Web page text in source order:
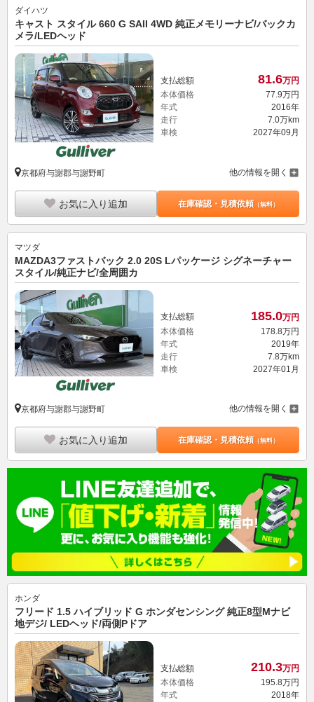
ダイハツ
キャスト スタイル 660 G SAII 4WD 純正メモリーナビ/バックカ
メラ/LEDヘッド
支払総額 81.6万円
本体価格
77.9万円
年式
2016年
走行
7.0万km
車検
2027年09月
京都府与謝郡与謝野町 他の情報を開く
お気に入り追加 在庫確認・見積依頼（無料）
マツダ
MAZDA3ファストバック 2.0 20S Lパッケージ シグネーチャー
スタイル/純正ナビ/全周囲カ
支払総額 185.0万円
本体価格
178. 8万円
年式
2019年
走行
7.8万km
車検
2027年01月
京都府与謝郡与謝野町 他の情報を開く
お気に入り追加 在庫確認・見積依頼（無料）
ホンダ
フリード 1.5 ハイブリッド G ホンダセンシング 純正8型Mナビ
地デジ/ LEDヘッド/両側Pドア
支払総額 210.3万円
本体価格
195.8万円
年式
2018年